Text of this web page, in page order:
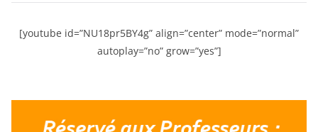
[youtube id=”NU18pr5BY4g” align=”center” mode=”normal”
autoplay=”no” grow=”yes”]